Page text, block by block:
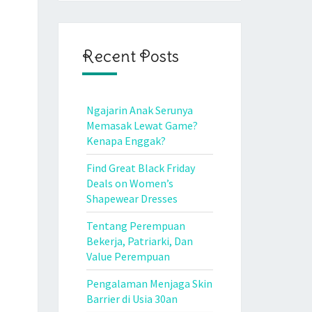
Recent Posts
Ngajarin Anak Serunya
Memasak Lewat Game?
Kenapa Enggak?
Find Great Black Friday
Deals on Women’s
Shapewear Dresses
Tentang Perempuan
Bekerja, Patriarki, Dan
Value Perempuan
Pengalaman Menjaga Skin
Barrier di Usia 30an